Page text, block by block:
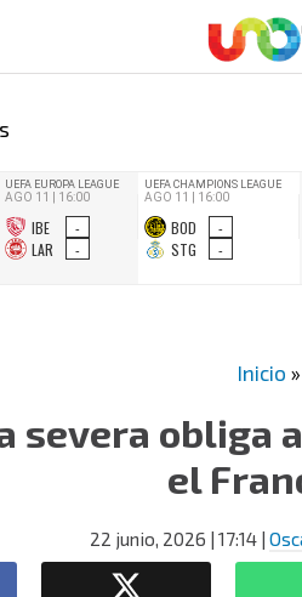
Inicio »
severa obliga
el
22 junio, 2026 | 17:14 |